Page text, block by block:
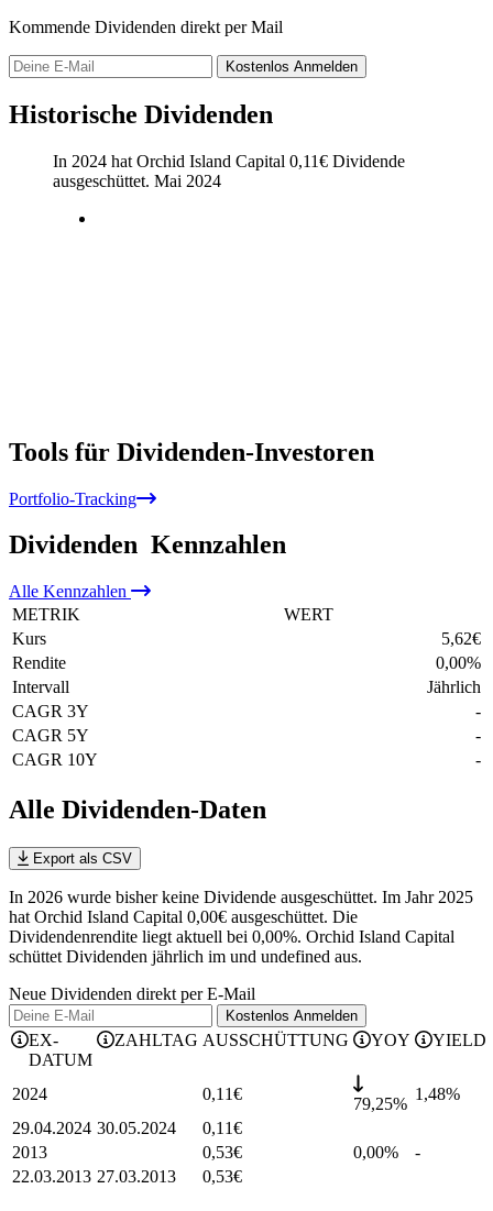
Kommende Dividenden direkt per Mail
Kostenlos Anmelden
Historische Dividenden
In 2024 hat Orchid Island Capital 0,11€ Dividende
ausgeschüttet. Mai 2024
Tools für Dividenden-Investoren
Portfolio-Tracking
Dividenden Kennzahlen
Alle Kennzahlen
METRIK
WERT
Kurs
5,62€
Rendite
0,00%
Intervall
Jährlich
CAGR 3Y
-
CAGR 5Y
-
CAGR 10Y
-
Alle Dividenden-Daten
Export als CSV
In 2026 wurde bisher keine Dividende ausgeschüttet. Im Jahr 2025
hat Orchid Island Capital 0,00€ ausgeschüttet. Die
Dividendenrendite liegt aktuell bei 0,00%. Orchid Island Capital
schüttet Dividenden jährlich im und undefined aus.
Neue Dividenden direkt per E-Mail
Kostenlos Anmelden
EX-
DATUM
ZAHLTAG AUSSCHÜTTUNG YOY YIELD
2024 0,11€
79,25%
1,48%
29.04.2024 30.05.2024 0,11€
2013
0,53€ 0,00%
-
22.03.2013 27.03.2013 0,53€